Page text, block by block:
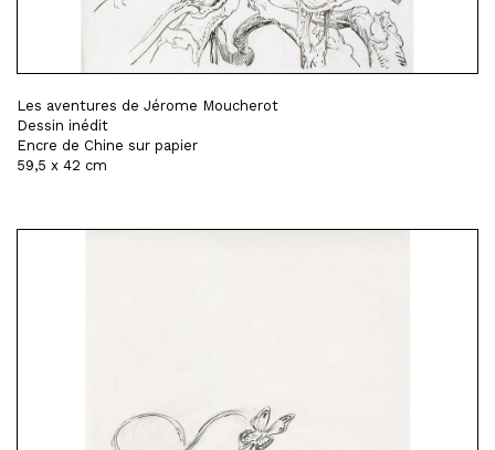
Les aventures de Jérome Moucherot
Dessin inédit
Encre de Chine sur papier
59,5 x 42 cm